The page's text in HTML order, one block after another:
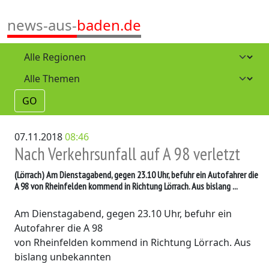
news-aus-baden.de
GO
07.11.201808:46
Nach Verkehrsunfall auf A 98 verletzt
(Lörrach)Am Dienstagabend, gegen 23.10 Uhr, befuhr ein Autofahrer die
A 98 von Rheinfelden kommend in Richtung Lörrach. Aus bislang ...
Am Dienstagabend, gegen 23.10 Uhr, befuhr ein
Autofahrer die A 98
von Rheinfelden kommend in Richtung Lörrach. Aus
bislang unbekannten